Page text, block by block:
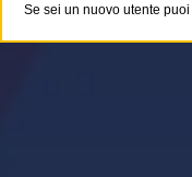
Se sei un nuovo utente puoi